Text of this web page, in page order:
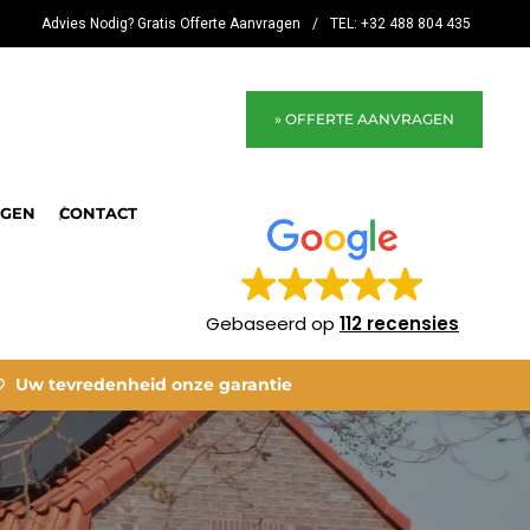
TEL: +32 488 804 435
/
Advies Nodig? Gratis Offerte Aanvragen
» OFFERTE AANVRAGEN
CONTACT
Gebaseerd op 112 recensies
Uw tevredenheid onze garantie